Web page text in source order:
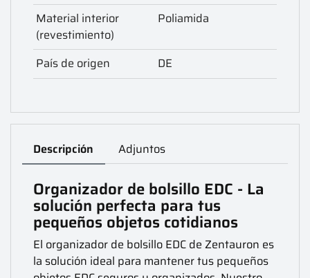
Material interior
(revestimiento)
Poliamida
País de origen DE
Descripción Adjuntos
Organizador de bolsillo EDC - La
solución perfecta para tus
pequeños objetos cotidianos
El organizador de bolsillo EDC de Zentauron es
la solución ideal para mantener tus pequeños